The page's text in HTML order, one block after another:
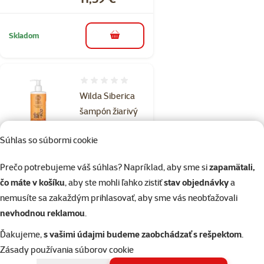
Súhlas so súbormi cookie
Prečo potrebujeme váš súhlas? Napríklad, aby sme sizapamätali,
čo máte v košíku, aby ste mohli ľahko zistiťstav objednávkya
nemusíte sa zakaždým prihlasovať, aby sme vás neobťažovali
nevhodnou reklamou.
Ďakujeme,s vašimi údajmi budeme zaobchádzať s rešpektom.
Zásady používania súborov cookie
Skladom do košíka
Wilda Siberica
šampón žiarivý
Cena
11,59 €
Skladom do košíka
Wilda Siberica
šampón
Hodnotenie 0%